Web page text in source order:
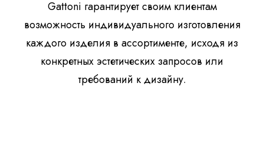
Gattoni гарантирует своим клиентам
возможность индивидуального изготовления
каждого изделия в ассортименте, исходя из
конкретных эстетических запросов или
требований к дизайну.